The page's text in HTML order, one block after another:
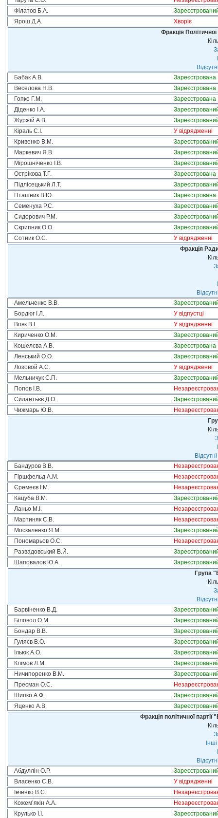
Філатов Б.А.
Ярош Д.А.
Хворіє
Фракція
Бабак А.В.
Зареєстрована
Веселова Н.В.
Зареєстрована
Гопко Г.М.
Зареєстрована
Діденко І.А.
Журжій А.В.
Кіраль С.І.
У відрядженні
Кривенко В.М.
Маркевич Я.В.
Мірошніченко І.В.
Острікова Т.Г.
Зареєстрована
Підлісецький Л.Т.
Пташник В.Ю.
Зареєстрована
Семенуха Р.С.
Сидорович Р.М.
Скрипник О.О.
Сотник О.С.
У відрядженні
Фракція
Амельченко В.В.
Бордюг І.Л.
У відпустці
Вовк В.І.
У відрядженні
Кириченко О.М.
Кошелєва А.В.
Зареєстрована
Ленський О.О.
Лозовой А.С.
У відрядженні
Мельничук С.П.
Попов І.В.
Силантьєв Д.О.
Чижмарь Ю.В.
Бандуров В.В.
Гіршфельд А.М.
Єремеєв І.М.
Кацуба В.М.
Ланьо М.І.
Мартиняк С.В.
Москаленко Я.М.
Пономарьов О.С.
Развадовський В.Й.
Шаповалов Ю.А.
Група
Барвіненко В.Д.
Біловол О.М.
Бондар В.В.
Гуляєв В.О.
Ільюк А.О.
Клімов Л.М.
Ничипоренко В.М.
Пресман О.С.
Шипко А.Ф.
Яценко А.В.
Фракція політичної
Абдуллін О.Р.
Власенко С.В.
У відрядженні
Івченко В.Є.
Кожем’якін А.А.
Крулько І.І.